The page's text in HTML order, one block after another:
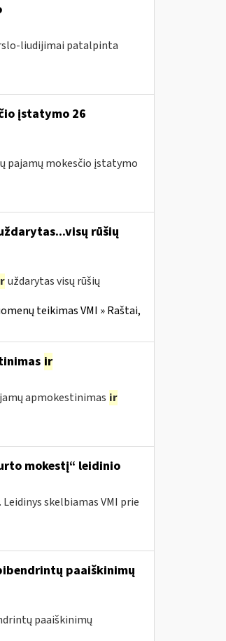
liudijimai patalpinta
įstatymo 26
pajamų mokesčio įstatymo
rūšių
uždarytas visų rūšių
teikimas VMI » Raštai,
ir
apmokestinimas ir
mokestį“ leidinio
skelbiamas VMI prie
paaiškinimų
paaiškinimų